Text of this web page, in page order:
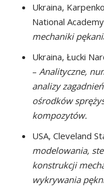
Ukraina,
National
mechaniki
Ukraina, Łucki
– Analityczne,
analizy
ośrodków
kompozytów.
USA, Cleveland
modelowania,
konstrukcji
wykrywania